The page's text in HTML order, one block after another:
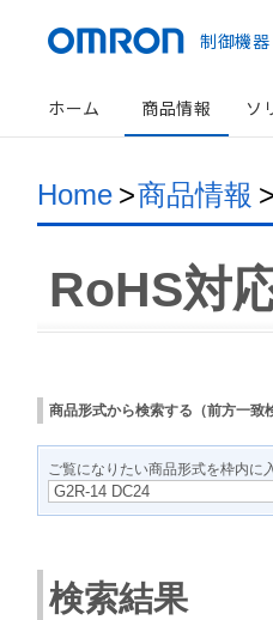
制御機器
ホーム 商品情報 ソ
Home >商品情報 >
RoHS対
商品形式から検索する（前方一致
ご覧になりたい商品形式を枠内に
検索結果